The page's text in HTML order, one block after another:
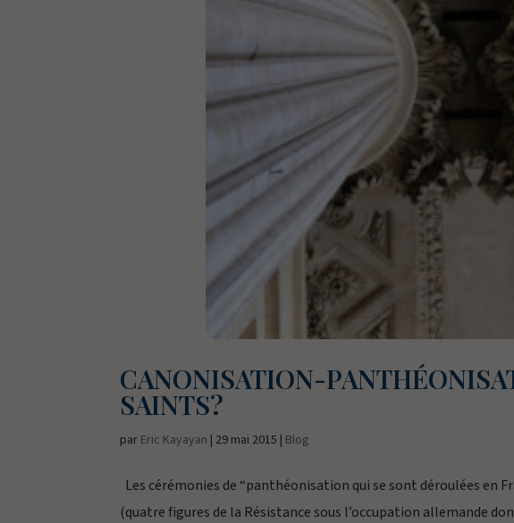
CANONISATION-
SAINTS?
par Eric Kayayan | 29 mai 2015 | Blog
Les cérémonies de “panthéonisation qui se sont déroulées en
(quatre figures de la Résistance sous l’occupation allemande